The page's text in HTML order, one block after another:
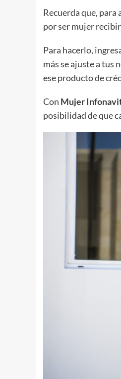
Recuerda que,
por ser mujer
Para hacerlo,
más se ajuste a tus
ese producto de
Con Mujer
posibilidad de que